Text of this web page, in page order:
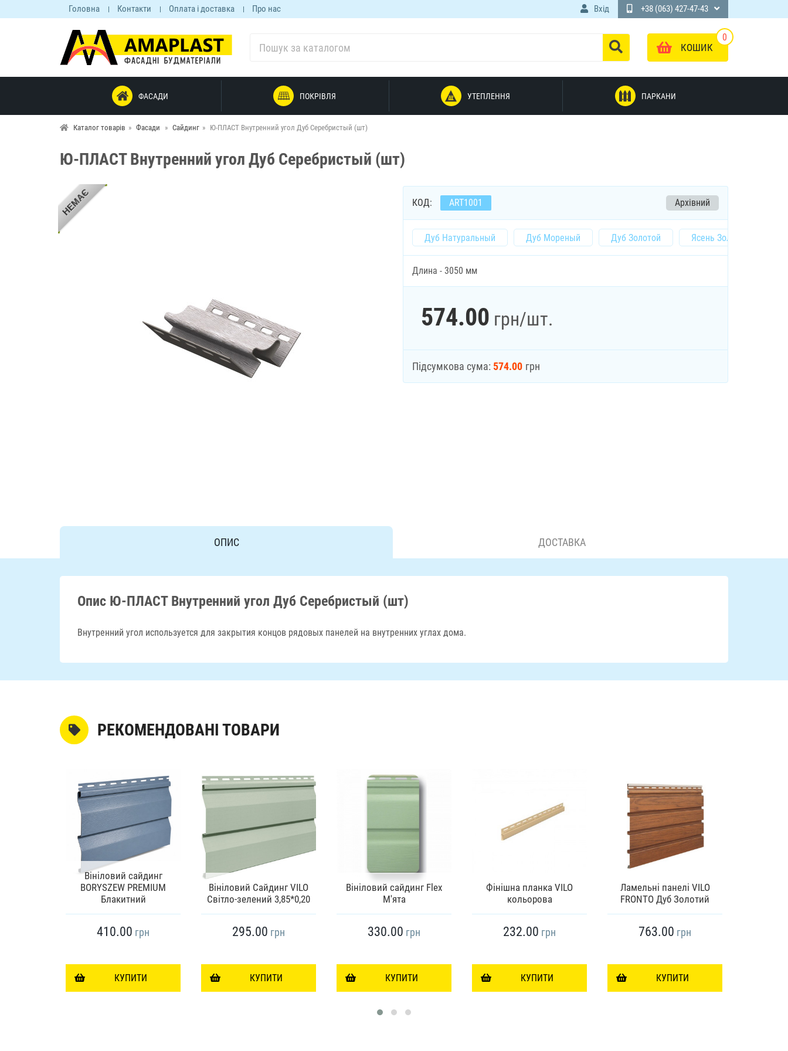
Головна Контакти Оплата і доставка Про нас Вхід +38 (063) 427-47-43
0
КОШИК
ФАСАДИ ПОКРІВЛЯ УТЕПЛЕННЯ ПАРКАНИ
Каталог товарів Фасади Сайдинг Ю-ПЛАСТ Внутренний угол Дуб Серебристый (шт)
Ю-ПЛАСТ Внутренний угол Дуб Серебристый (шт)
НЕМАЄ КОД: ART1001 Архівний
Дуб Натуральный Дуб Мореный Дуб Золотой Ясень Золотистый
Длина - 3050 мм
574.00 грн/шт.
Підсумкова сума: 574.00 грн
ОПИС ДОСТАВКА
Опис Ю-ПЛАСТ Внутренний угол Дуб Серебристый (шт)
Внутренний угол используется для закрытия концов рядовых панелей на внутренних углах дома.
РЕКОМЕНДОВАНІ ТОВАРИ
Вініловий сайдинг
BORYSZEW PREMIUM
Блакитний
410.00 грн
КУПИТИ
Вініловий Сайдинг VILO
Світло-зелений 3,85*0,20
295.00 грн
КУПИТИ
Вініловий сайдинг Flex
М'ята
330.00 грн
КУПИТИ
Фінішна планка VILO
кольорова
232.00 грн
КУПИТИ
Ламельні панелі VILO
FRONTO Дуб Золотий
763.00 грн
КУПИТИ